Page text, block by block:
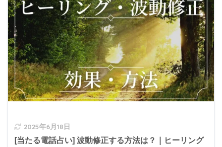
2025年6月18日
[当たる電話占い] 波動修正する方法は？｜ヒーリング